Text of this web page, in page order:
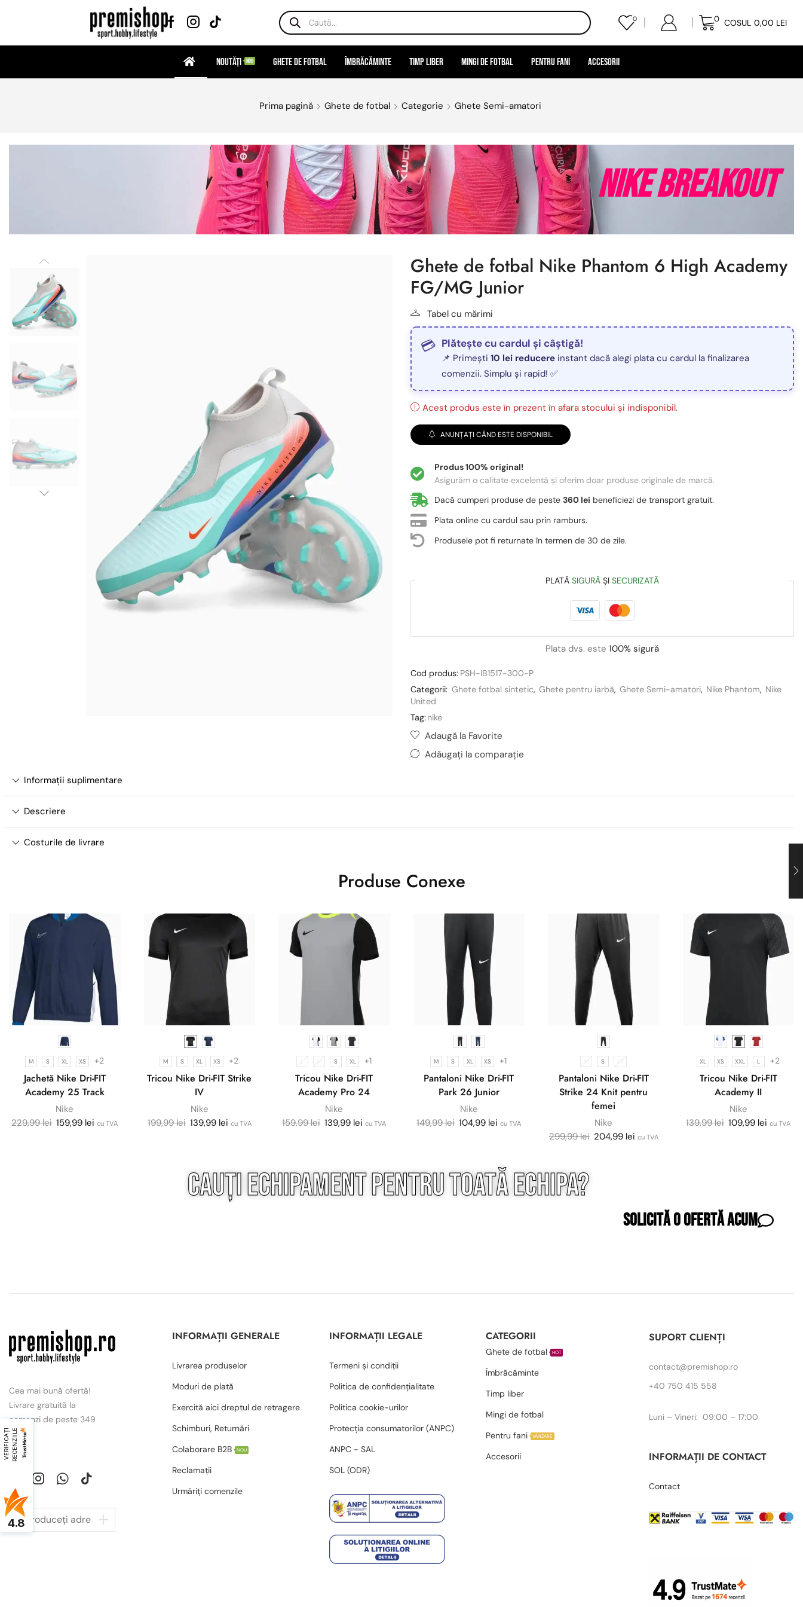
0 0 COSUL 0,00 LEI
Noutăți NOU Ghete de fotbal Îmbrăcăminte Timp liber Mingi de fotbal Pentru Fani Accesorii
Prima pagină Ghete de fotbal Categorie Ghete Semi-amatori
Nike Breakout
Ghete de fotbal Nike Phantom 6 High Academy
FG/MG Junior
Tabel cu mărimi
Plătește cu cardul și câștigă!
📌 Primești 10 lei reducere instant dacă alegi plata cu cardul la finalizarea
comenzii. Simplu și rapid! ✅
Acest produs este în prezent în afara stocului și indisponibil.
ANUNȚAȚI CÂND ESTE DISPONIBIL
Produs 100% original!
Asigurăm o calitate excelentă și oferim doar produse originale de marcă.
Dacă cumperi produse de peste 360 lei beneficiezi de transport gratuit.
Plata online cu cardul sau prin ramburs.
Produsele pot fi returnate în termen de 30 de zile.
PLATĂ SIGURĂ ȘI SECURIZATĂ
Plata dvs. este 100% sigură
Cod produs: PSH-IB1517-300-P
Categorii: Ghete fotbal sintetic, Ghete pentru iarbă, Ghete Semi-amatori, Nike Phantom, Nike
United
Tag:nike
Adaugă la Favorite
Adăugați la comparație
Informații suplimentare
Descriere
Costurile de livrare
Produse Conexe
M S XL XS +2
Jachetă Nike Dri-FIT
Academy 25 Track
Nike
229,99lei 159,99 lei cu TVA
M S XL XS +2
Tricou Nike Dri-FIT Strike
IV
Nike
199,99lei 139,99 lei cu TVA
M S XL +1
Tricou Nike Dri-FIT
Academy Pro 24
Nike
159,99lei 139,99 lei cu TVA
M S XL XS +1
Pantaloni Nike Dri-FIT
Park 26 Junior
Nike
149,99lei 104,99 lei cu TVA
M S XS
Pantaloni Nike Dri-FIT
Strike 24 Knit pentru
femei
Nike
299,99lei 204,99 lei cu TVA
XL XS XXL L +2
Tricou Nike Dri-FIT
Academy II
Nike
139,99lei 109,99 lei cu TVA
Cauți echipament pentrutoatăechipa?
Solicită o ofertă acum
Cea mai bună ofertă!
Livrare gratuită la
comenzi de peste 349
lei.
INFORMAȚII GENERALE
Livrarea produselor
Moduri de plată
Exercită aici dreptul de retragere
Schimburi, Returnări
Colaborare B2B
NOU
Reclamații
Urmăriți comenzile
INFORMAȚII LEGALE
Termeni și condiții
Politica de confidențialitate
Politica cookie-urilor
Protecția consumatorilor (ANPC)
ANPC - SAL
SOL (ODR)
CATEGORII
Ghete de fotbal HOT
Îmbrăcăminte
Timp liber
Mingi de fotbal
Pentru fani
VÂNZARE
Accesorii
SUPORT CLIENȚI
contact@premishop.ro
+40 750 415 558
Luni – Vineri: 09:00 – 17:00
INFORMAȚII DE CONTACT
Contact
V
E
R
I
F
I
C
A
Ț
I
R
E
C
E
N
Z
I
I
LE
4.8